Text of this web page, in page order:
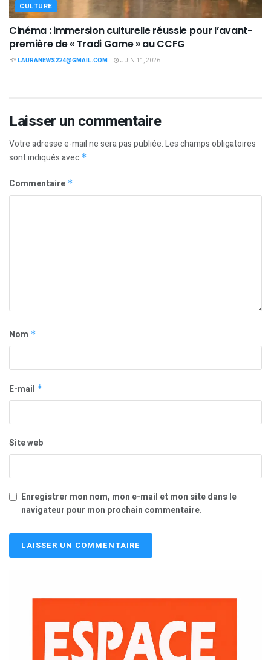
CULTURE
Cinéma : immersion culturelle réussie pour l’avant-
première de « Tradi Game » au CCFG
BYLAURANEWS224@GMAIL.COM JUIN 11, 2026
Laisser un commentaire
Votre adresse e-mail ne sera pas publiée.Les champs obligatoires
sont indiqués avec *
Commentaire *
Nom *
E-mail *
Site web
Enregistrer mon nom, mon e-mail et mon site dans le
navigateur pour mon prochain commentaire.